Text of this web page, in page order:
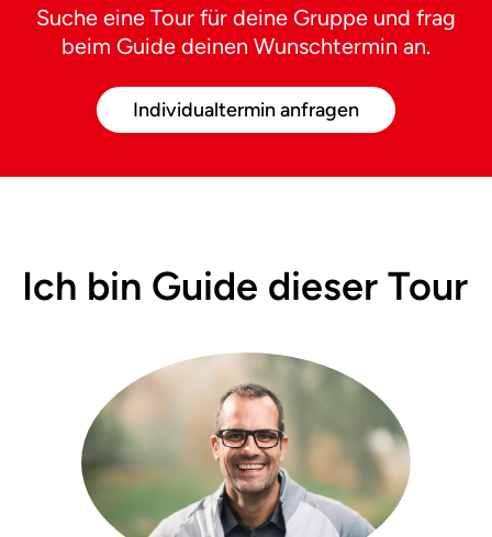
Suche eine Tour für deine Gruppe und frag
beim Guide deinen Wunschtermin an.
Individualtermin anfragen
Ich bin Guide dieser Tour